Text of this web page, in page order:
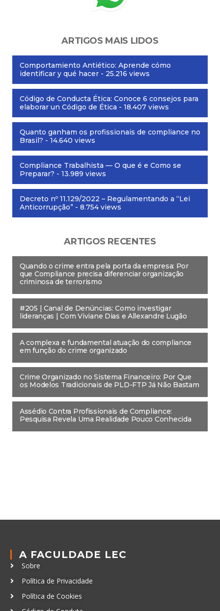
ARTIGOS MAIS LIDOS
Comportamiento Antiético: Aprende cómo
identificar y qué hacer - 25.216 views
Código de Conducta Ética: Conoce 6 consejos para
elaborar un Código de Ética - 18.407 views
Quanto ganham os profissionais de compliance no
Brasil? - 14.640 views
Compliance Trabalhista — O que é e Como se
Preparar? - 13.989 views
Decreto nº 11.129/2022 – Regulamentando a “Lei
Anticorrupção” - 8.754 views
ARTIGOS RECENTES
Quando o crime entra pela porta da empresa: Por
que Compliance precisa diferenciar organização
criminosa de terrorismo
#205 | Canal de Denúncias: Como investigar
lideranças | Com Viviane Dias e Allexandre Lugão
A complexa e fundamental atuação do compliance
em função do crime organizado
Crime Organizado no Sistema Financeiro: Por Que
os Modelos Tradicionais de PLD-FTP Já Não Bastam
Assédio Contra Profissionais de Compliance:
Pesquisa Revela Uma Realidade Pouco Conhecida
A FACULDADE LEC
Sobre
Política de Privacidade
Política de Cookies